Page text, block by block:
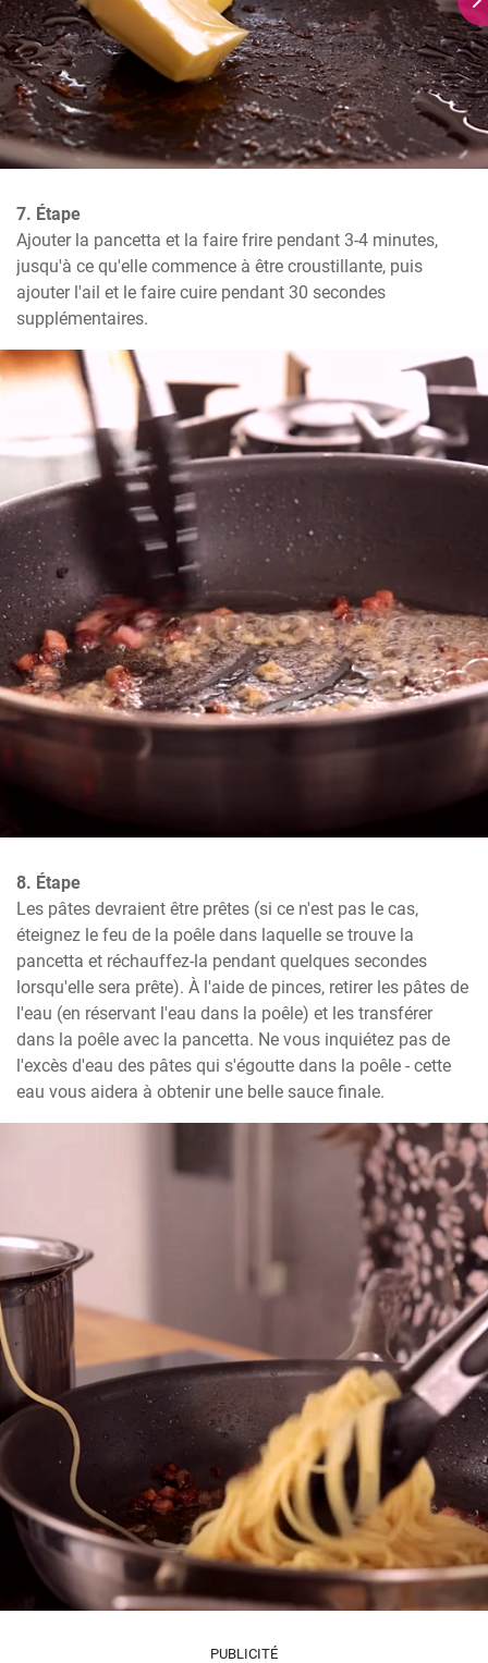
7. Étape
Ajouter la pancetta et la faire frire pendant 3-4 minutes,
jusqu'à ce qu'elle commence à être croustillante, puis
ajouter l'ail et le faire cuire pendant 30 secondes
supplémentaires.
8. Étape
Les pâtes devraient être prêtes (si ce n'est pas le cas,
éteignez le feu de la poêle dans laquelle se trouve la
pancetta et réchauffez-la pendant quelques secondes
lorsqu'elle sera prête). À l'aide de pinces, retirer les pâtes de
l'eau (en réservant l'eau dans la poêle) et les transférer
dans la poêle avec la pancetta. Ne vous inquiétez pas de
l'excès d'eau des pâtes qui s'égoutte dans la poêle - cette
eau vous aidera à obtenir une belle sauce finale.
PUBLICITÉ